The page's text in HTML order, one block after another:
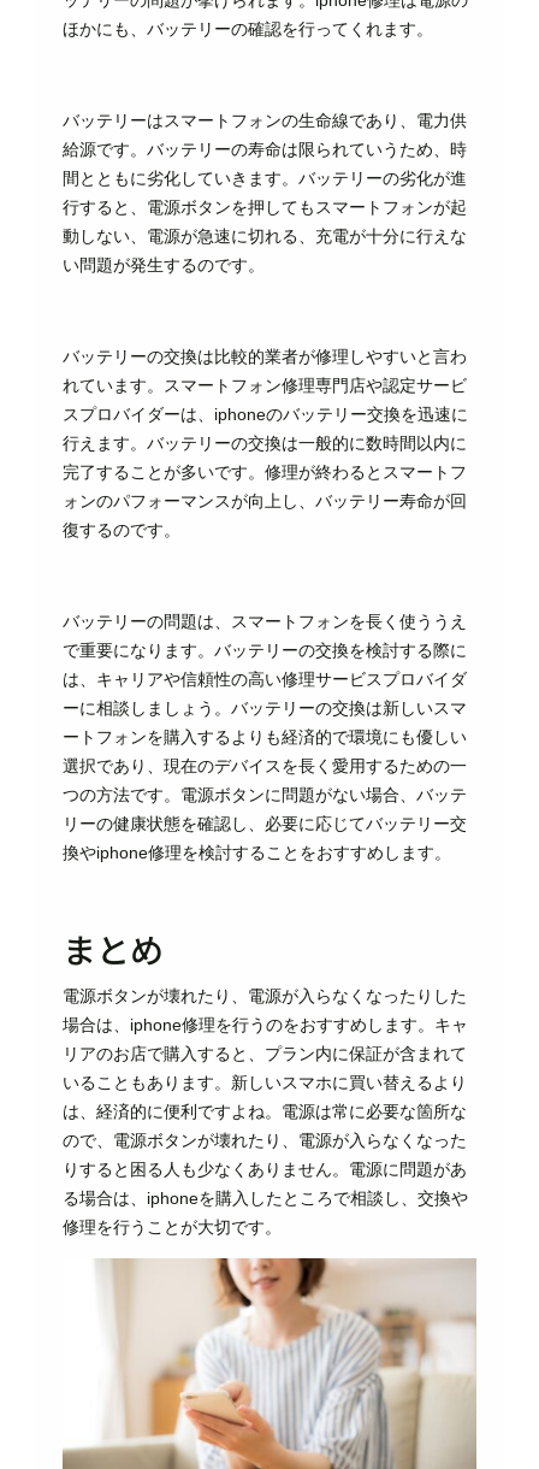
ほかにも、バッテリーの確認を行ってくれます。
バッテリーはスマートフォンの生命線であり、電力供
給源です。バッテリーの寿命は限られていうため、時
間とともに劣化していきます。バッテリーの劣化が進
行すると、電源ボタンを押してもスマートフォンが起
動しない、電源が急速に切れる、充電が十分に行えな
い問題が発生するのです。
バッテリーの交換は比較的業者が修理しやすいと言わ
れています。スマートフォン修理専門店や認定サービ
スプロバイダーは、iphoneのバッテリー交換を迅速に
行えます。バッテリーの交換は一般的に数時間以内に
完了することが多いです。修理が終わるとスマートフ
ォンのパフォーマンスが向上し、バッテリー寿命が回
復するのです。
バッテリーの問題は、スマートフォンを長く使ううえ
で重要になります。バッテリーの交換を検討する際に
は、キャリアや信頼性の高い修理サービスプロバイダ
ーに相談しましょう。バッテリーの交換は新しいスマ
ートフォンを購入するよりも経済的で環境にも優しい
選択であり、現在のデバイスを長く愛用するための一
つの方法です。電源ボタンに問題がない場合、バッテ
リーの健康状態を確認し、必要に応じてバッテリー交
換やiphone修理を検討することをおすすめします。
まとめ
電源ボタンが壊れたり、電源が入らなくなったりした
場合は、iphone修理を行うのをおすすめします。キャ
リアのお店で購入すると、プラン内に保証が含まれて
いることもあります。新しいスマホに買い替えるより
は、経済的に便利ですよね。電源は常に必要な箇所な
ので、電源ボタンが壊れたり、電源が入らなくなった
りすると困る人も少なくありません。電源に問題があ
る場合は、iphoneを購入したところで相談し、交換や
修理を行うことが大切です。